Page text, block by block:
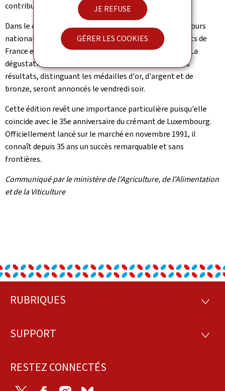
JE REFUSE
GÉRER LES COOKIES
contribue activement au rayonnement des crémants.
Dans le cadre du congrès se tiendra également le Concours
national des crémants, lors duquel plus de 450 crémants de
France et du Luxembourg seront dégustés à l'aveugle. La
dégustation aura lieu le vendredi matin à Mondorf. Les
résultats, distinguant les médailles d'or, d'argent et de
bronze, seront annoncés le vendredi soir.
Cette édition revêt une importance particulière puisqu'elle
coïncide avec le 35e anniversaire du crémant de Luxembourg.
Officiellement lancé sur le marché en novembre 1991, il
connaît depuis 35 ans un succès remarquable et sans
frontières.
Communiqué par le ministère de l'Agriculture, de l'Alimentation
et de la Viticulture
Pied
page
RUBRIQUES
SUPPORT
RESTEZ CONNECTÉS